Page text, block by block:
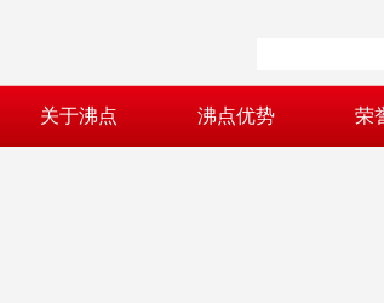
关于沸点 沸点优势 荣